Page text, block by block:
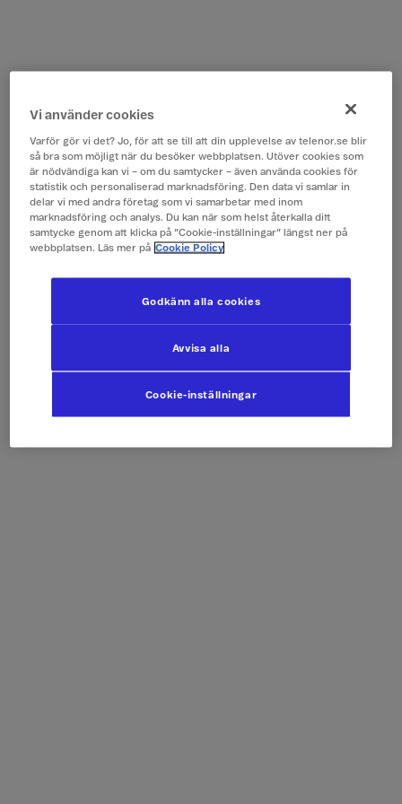
Vi använder cookies
Varför gör vi det? Jo, för att se till att din upplevelse av telenor.se blir
så bra som möjligt när du besöker webbplatsen. Utöver cookies som
är nödvändiga kan vi – om du samtycker – även använda cookies för
statistik och personaliserad marknadsföring. Den data vi samlar in
delar vi med andra företag som vi samarbetar med inom
marknadsföring och analys. Du kan när som helst återkalla ditt
samtycke genom att klicka på ”Cookie-inställningar” längst ner på
webbplatsen. Läs mer på Cookie Policy
Cookie-inställningar
Avvisa alla
Godkänn alla cookies